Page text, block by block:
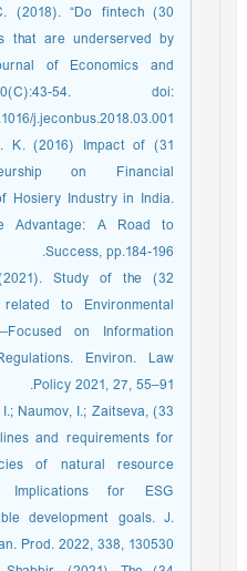
C. (2018). “Do fintech
that are underserved by
of Economics and
54. doi:
j.jeconbus.2018.03.001.
A. K. (2016) Impact of
on Financial
Hosiery Industry in India.
Advantage: A Road to
Success, pp.184-196.
Study of the
to Environmental
on Information
Environ. Law
Policy 2021, 27, 55–91.
I.; Naumov, I.; Zaitseva,
and requirements for
of natural resource
Implications for ESG
development goals. J.
Prod. 2022, 338, 130530.